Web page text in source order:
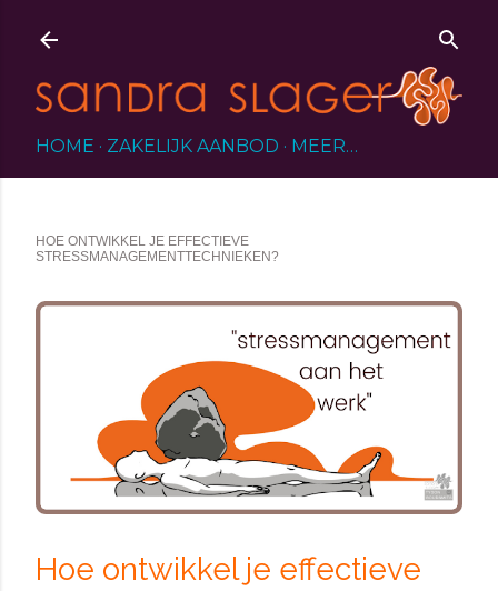
HOME ZAKELIJK AANBOD MEER…
HOE ONTWIKKEL JE EFFECTIEVE
STRESSMANAGEMENTTECHNIEKEN?
Hoe ontwikkel je effectieve